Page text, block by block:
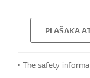
PLAŠĀKA
The safety